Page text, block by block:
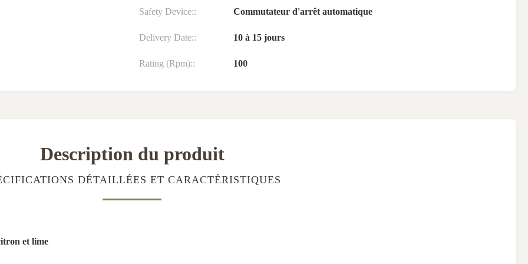
Safety Device:: Commutateur d'arrêt automatique
Delivery Date:: 10 à 15 jours
Rating (Rpm):: 100
Description du produit
DÉTAILLÉES ET CARACTÉRISTIQUES
et lime